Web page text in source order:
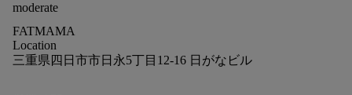
moderate
FATMAMA
Location
三重県四日市市日永5丁目12-16 日がなビル